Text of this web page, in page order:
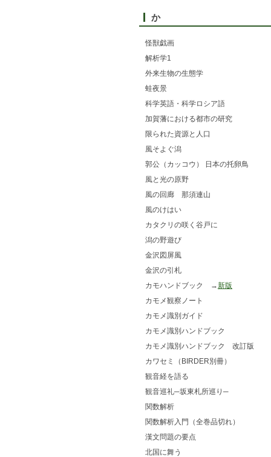
か
怪獣戯画
解析学1
外来生物の生態学
蛙夜景
科学英語・科学ロシア語
加賀藩における都市の研究
限られた資源と人口
風そよぐ潟
郭公（カッコウ） 日本の托卵鳥
風と光の原野
風の回廊 那須連山
風のけはい
カタクリの咲く谷戸に
潟の野遊び
金沢図屏風
金沢の引札
カモハンドブック →新版
カモメ観察ノート
カモメ識別ガイド
カモメ識別ハンドブック
カモメ識別ハンドブック 改訂版
カワセミ（BIRDER別冊）
観音経を語る
観音巡礼─坂東札所巡り─
関数解析
関数解析入門（全巻品切れ）
漢文問題の要点
北国に舞う